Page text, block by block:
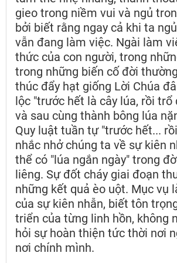
gieo trong niềm vui và ngủ
bởi biết rằng ngay cả khi ta
vẫn đang làm việc. Ngài làm
thức của con người, trong
trong những biến cố đời
thúc đẩy hạt giống Lời Chúa
lộc "trước hết là cây lúa, rồi trổ
và sau cùng thành bông lúa
Quy luật tuần tự "trước hết...
nhắc nhở chúng ta về sự kiên
thể có "lúa ngắn ngày" trong
liêng. Sự đốt cháy giai đoạn
những kết quả èo uột. Mục vụ
của sự kiên nhẫn, biết tôn
triển của từng linh hồn, không
hỏi sự hoàn thiện tức thời nơi
nơi chính mình.